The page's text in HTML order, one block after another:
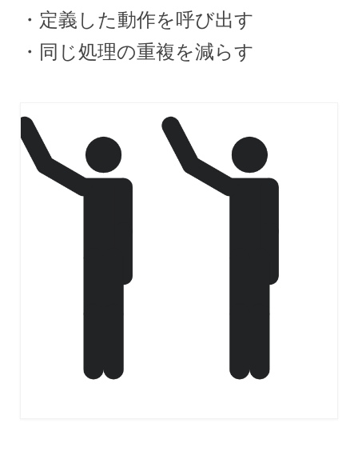
・定義した動作を呼び出す
・同じ処理の重複を減らす